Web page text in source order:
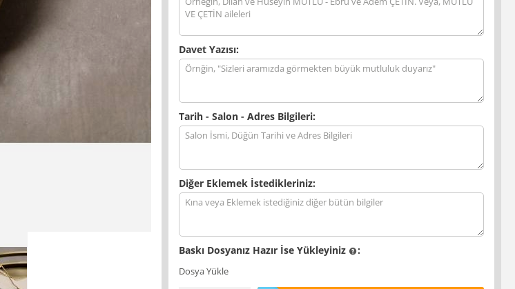
Davet Yazısı:
Tarih - Salon - Adres Bilgileri:
Diğer Eklemek İstedikleriniz:
Baskı Dosyanız Hazır İse Yükleyiniz :
Dosya Yükle